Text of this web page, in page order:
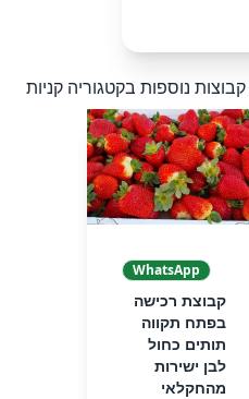
קבוצות נוספות בקטגוריה קניות
WhatsApp
קבוצת רכישה
בפתח תקווה
תותים כחול
לבן ישירות
מהחקלאי